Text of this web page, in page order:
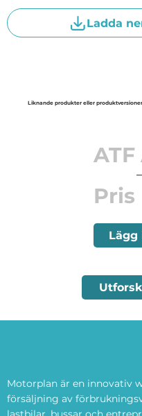
Ladda
Liknande produkter eller produktversioner
ATF
Pris
Lägg
Motorplan är en innovativ
försäljning av